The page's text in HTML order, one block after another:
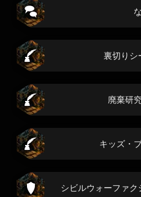
裏切りシ
廃棄研
キッズ・
シビルウォーファ